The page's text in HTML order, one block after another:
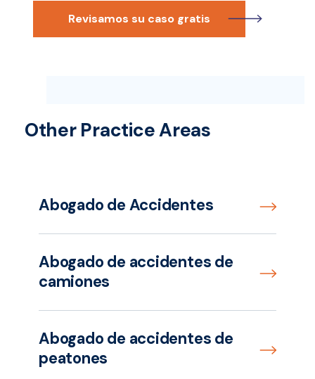
Revisamos su caso gratis
Other Practice Areas
Abogado de Accidentes
Abogado de accidentes de
camiones
Abogado de accidentes de
peatones